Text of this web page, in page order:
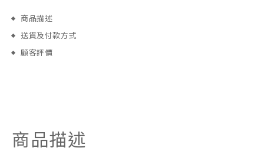
商品描述
送貨及付款方式
顧客評價
商品描述